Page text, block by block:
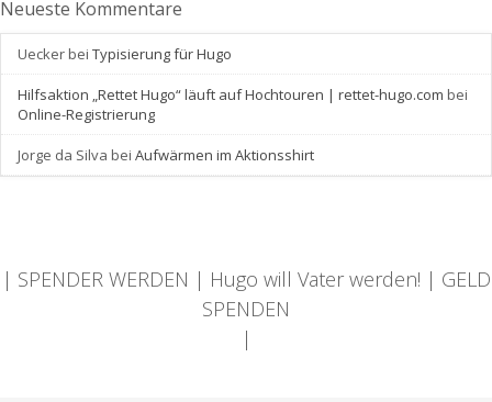
Neueste Kommentare
Uecker bei Typisierung für Hugo
Hilfsaktion „Rettet Hugo“ läuft auf Hochtouren | rettet-hugo.com bei
Online-Registrierung
Jorge da Silva bei Aufwärmen im Aktionsshirt
| SPENDER WERDEN | Hugo will Vater werden! | GELD
SPENDEN
|